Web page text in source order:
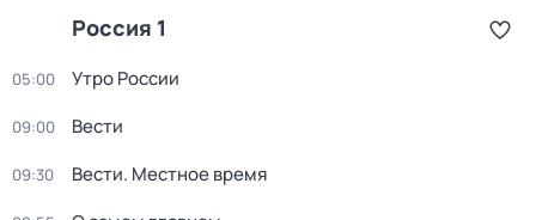
Россия 1
05:00 Утро России
09:00 Вести
09:30 Вести. Местное время